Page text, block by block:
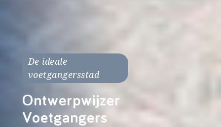
De ideale
voetgangersstad
Ontwerpwijzer
Voetgangers